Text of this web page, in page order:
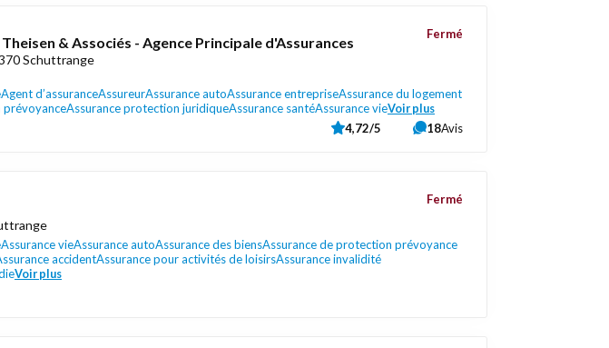
& Associés - Agence Principale d'Assurances
Schuttrange
Agent d’assuranceAssureurAssurance autoAssurance entrepriseAssurance du logement
prévoyanceAssurance protection juridiqueAssurance santéAssurance vieVoir plus
Fermé
4,72/5 18Avis
Assurance vieAssurance autoAssurance des biensAssurance de protection prévoyance
accidentAssurance pour activités de loisirsAssurance invalidité
Voir plus
Fermé